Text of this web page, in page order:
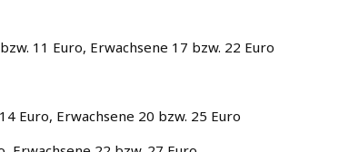
11 Euro, Erwachsene 17 bzw. 22 Euro
Euro, Erwachsene 20 bzw. 25 Euro